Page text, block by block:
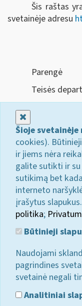
Šis raštas
svetainėje adresu
Parengė
Teisės
Šioje
cookies).
ir jiems nėra
galite sutikti ir su
sutikimą bet
interneto
įrašytus
politika;
Būtinieji
Naudojami
pagrindines
svetainė negali
Analitiniai